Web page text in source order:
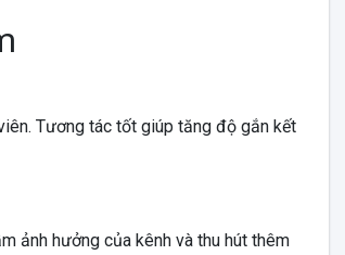
Tương tác tốt giúp tăng độ gắn kết
ảnh hưởng của kênh và thu hút thêm